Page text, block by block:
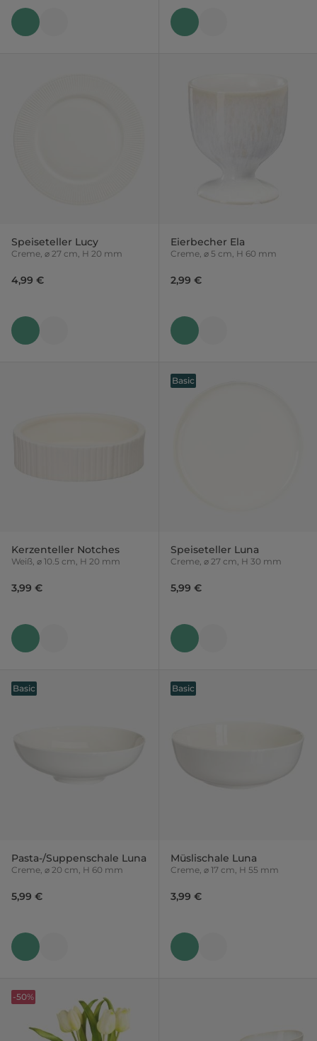
Speiseteller Lucy
Creme, ⌀ 27 cm, H 20 mm
4,99 €
Eierbecher Ela
Creme, ⌀ 5 cm, H 60 mm
2,99 €
Kerzenteller Notches
Weiß, ⌀ 10.5 cm, H 20 mm
3,99 €
Speiseteller Luna
Creme, ⌀ 27 cm, H 30 mm
5,99 €
Basic
Pasta-/Suppenschale Luna
Creme, ⌀ 20 cm, H 60 mm
5,99 €
Basic
Müslischale Luna
Creme, ⌀ 17 cm, H 55 mm
3,99 €
Basic
-50%